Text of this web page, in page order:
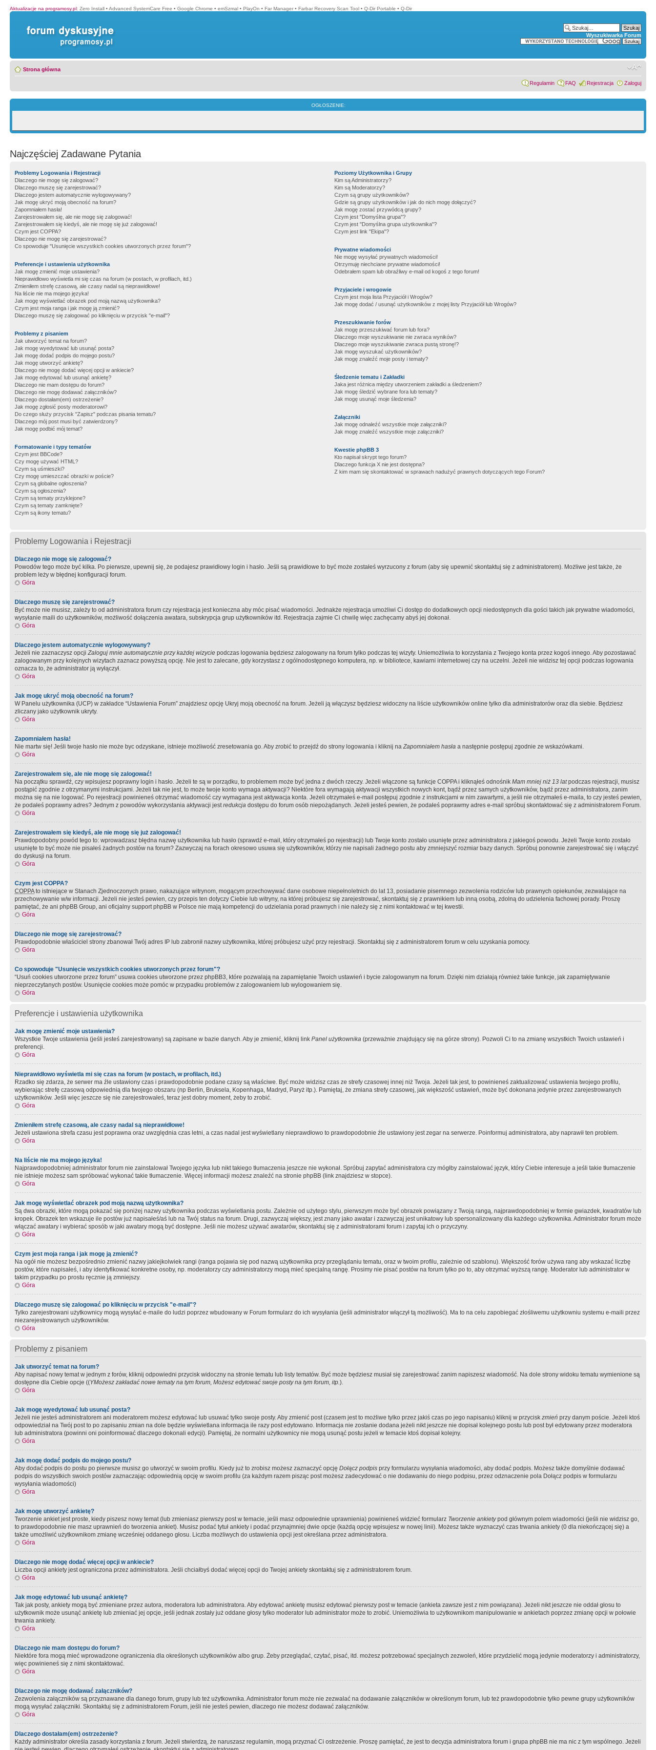
Aktualizacje na programosy.pl: Zero Install • Advanced SystemCare Free • Google Chrome • emSzmal • PlayOn • Far Manager • Farbar Recovery Scan Tool • Q-Dir Portable • Q-Dir
Wyszukiwarka Forum
Strona główna
Regulamin FAQ Rejestracja Zaloguj
OGŁOSZENIE:
Najczęściej Zadawane Pytania
Problemy Logowania i Rejestracji
Dlaczego nie mogę się zalogować?
Dlaczego muszę się zarejestrować?
Dlaczego jestem automatycznie wylogowywany?
Jak mogę ukryć moją obecność na forum?
Zapomniałem hasła!
Zarejestrowałem się, ale nie mogę się zalogować!
Zarejestrowałem się kiedyś, ale nie mogę się już zalogować!
Czym jest COPPA?
Dlaczego nie mogę się zarejestrować?
Co spowoduje "Usunięcie wszystkich cookies utworzonych przez forum"?
Preferencje i ustawienia użytkownika
Jak mogę zmienić moje ustawienia?
Nieprawidłowo wyświetla mi się czas na forum (w postach, w profilach, itd.)
Zmieniłem strefę czasową, ale czasy nadal są nieprawidłowe!
Na liście nie ma mojego języka!
Jak mogę wyświetlać obrazek pod moją nazwą użytkownika?
Czym jest moja ranga i jak mogę ją zmienić?
Dlaczego muszę się zalogować po kliknięciu w przycisk "e-mail"?
Problemy z pisaniem
Jak utworzyć temat na forum?
Jak mogę wyedytować lub usunąć posta?
Jak mogę dodać podpis do mojego postu?
Jak mogę utworzyć ankietę?
Dlaczego nie mogę dodać więcej opcji w ankiecie?
Jak mogę edytować lub usunąć ankietę?
Dlaczego nie mam dostępu do forum?
Dlaczego nie mogę dodawać załączników?
Dlaczego dostałam(em) ostrzeżenie?
Jak mogę zgłosić posty moderatorowi?
Do czego służy przycisk "Zapisz" podczas pisania tematu?
Dlaczego mój post musi być zatwierdzony?
Jak mogę podbić mój temat?
Formatowanie i typy tematów
Czym jest BBCode?
Czy mogę używać HTML?
Czym są uśmieszki?
Czy mogę umieszczać obrazki w poście?
Czym są globalne ogłoszenia?
Czym są ogłoszenia?
Czym są tematy przyklejone?
Czym są tematy zamknięte?
Czym są ikony tematu?
Poziomy Użytkownika i Grupy
Kim są Administratorzy?
Kim są Moderatorzy?
Czym są grupy użytkowników?
Gdzie są grupy użytkowników i jak do nich mogę dołączyć?
Jak mogę zostać przywódcą grupy?
Czym jest "Domyślna grupa"?
Czym jest "Domyślna grupa użytkownika"?
Czym jest link "Ekipa"?
Prywatne wiadomości
Nie mogę wysyłać prywatnych wiadomości!
Otrzymuję niechciane prywatne wiadomości!
Odebrałem spam lub obraźliwy e-mail od kogoś z tego forum!
Przyjaciele i wrogowie
Czym jest moja lista Przyjaciół i Wrogów?
Jak mogę dodać / usunąć użytkowników z mojej listy Przyjaciół lub Wrogów?
Przeszukiwanie forów
Jak mogę przeszukiwać forum lub fora?
Dlaczego moje wyszukiwanie nie zwraca wyników?
Dlaczego moje wyszukiwanie zwraca pustą stronę!?
Jak mogę wyszukać użytkowników?
Jak mogę znaleźć moje posty i tematy?
Śledzenie tematu i Zakładki
Jaka jest różnica między utworzeniem zakładki a śledzeniem?
Jak mogę śledzić wybrane fora lub tematy?
Jak mogę usunąć moje śledzenia?
Załączniki
Jak mogę odnaleźć wszystkie moje załączniki?
Jak mogę znaleźć wszystkie moje załączniki?
Kwestie phpBB 3
Kto napisał skrypt tego forum?
Dlaczego funkcja X nie jest dostępna?
Z kim mam się skontaktować w sprawach nadużyć prawnych dotyczących tego Forum?
Problemy Logowania i Rejestracji
Dlaczego nie mogę się zalogować?
Powodów tego może być kilka. Po pierwsze, upewnij się, że podajesz prawidłowy login i hasło. Jeśli są prawidłowe to być może zostałeś wyrzucony z forum (aby się upewnić skontaktuj się z administratorem). Możliwe jest także, że
problem leży w błędnej konfiguracji forum.
Góra
Dlaczego muszę się zarejestrować?
Być może nie musisz, zależy to od administratora forum czy rejestracja jest konieczna aby móc pisać wiadomości. Jednakże rejestracja umożliwi Ci dostęp do dodatkowych opcji niedostępnych dla gości takich jak prywatne wiadomości,
wysyłanie maili do użytkowników, możliwość dołączenia awatara, subskrypcja grup użytkowników itd. Rejestracja zajmie Ci chwilę więc zachęcamy abyś jej dokonał.
Góra
Dlaczego jestem automatycznie wylogowywany?
Jeżeli nie zaznaczysz opcjiZaloguj mnie automatycznie przy każdej wizycie podczas logowania będziesz zalogowany na forum tylko podczas tej wizyty. Uniemożliwia to korzystania z Twojego konta przez kogoś innego. Aby pozostawać
zalogowanym przy kolejnych wizytach zaznacz powyższą opcję. Nie jest to zalecane, gdy korzystasz z ogólnodostępnego komputera, np. w bibliotece, kawiarni internetowej czy na uczelni. Jeżeli nie widzisz tej opcji podczas logowania
oznacza to, że administrator ją wyłączył.
Góra
Jak mogę ukryć moją obecność na forum?
W Panelu użytkownika (UCP) w zakładce “Ustawienia Forum” znajdziesz opcję Ukryj moją obecność na forum. Jeżeli ją włączysz będziesz widoczny na liście użytkowników online tylko dla administratorów oraz dla siebie. Będziesz
zliczany jako użytkownik ukryty.
Góra
Zapomniałem hasła!
Nie martw się! Jeśli twoje hasło nie może byc odzyskane, istnieje możliwość zresetowania go. Aby zrobić to przejdź do strony logowania i kliknij naZapomniałem hasła a następnie postępuj zgodnie ze wskazówkami.
Góra
Zarejestrowałem się, ale nie mogę się zalogować!
Na początku sprawdź, czy wpisujesz poprawny login i hasło. Jeżeli te są w porządku, to problemem może być jedna z dwóch rzeczy. Jeżeli włączone są funkcje COPPA i kliknąłeś odnośnik Mam mniej niż 13 latpodczas rejestracji, musisz
postąpić zgodnie z otrzymanymi instrukcjami. Jeżeli tak nie jest, to może twoje konto wymaga aktywacji? Niektóre fora wymagają aktywacji wszystkich nowych kont, bądź przez samych użytkowników, bądź przez administratora, zanim
można się na nie logować. Po rejestracji powinieneś otrzymać wiadomość czy wymagana jest aktywacja konta. Jeżeli otrzymałeś e-mail postępuj zgodnie z instrukcjami w nim zawartymi, a jeśli nie otrzymałeś e-maila, to czy jesteś pewien,
że podałeś poprawny adres? Jednym z powodów wykorzystania aktywacji jestredukcja dostępu do forum osób niepożądanych. Jeżeli jesteś pewien, że podałeś poprawmy adres e-mail spróbuj skontaktować się z administratorem Forum.
Góra
Zarejestrowałem się kiedyś, ale nie mogę się już zalogować!
Prawdopodobny powód tego to: wprowadzasz błędna nazwę użytkownika lub hasło (sprawdź e-mail, który otrzymałeś po rejestracji) lub Twoje konto zostało usunięte przez administratora z jakiegoś powodu. Jeżeli Twoje konto zostało
usunięte to być może nie pisałeś żadnych postów na forum? Zazwyczaj na forach okresowo usuwa się użytkowników, którzy nie napisali żadnego postu aby zmniejszyć rozmiar bazy danych. Spróbuj ponownie zarejestrować się i włączyć
do dyskusji na forum.
Góra
Czym jest COPPA?
COPPAto istniejące w Stanach Zjednoczonych prawo, nakazujące witrynom, mogącym przechowywać dane osobowe niepełnoletnich do lat 13, posiadanie pisemnego zezwolenia rodziców lub prawnych opiekunów, zezwalające na
przechowywanie w/w informacji. Jeżeli nie jesteś pewien, czy przepis ten dotyczy Ciebie lub witryny, na której próbujesz się zarejestrować, skontaktuj się z prawnikiem lub inną osobą, zdolną do udzielenia fachowej porady. Proszę
pamiętać, że ani phpBB Group, ani oficjalny support phpBB w Polsce nie mają kompetencji do udzielania porad prawnych i nie należy się z nimi kontaktować w tej kwestii.
Góra
Dlaczego nie mogę się zarejestrować?
Prawdopodobnie właściciel strony zbanował Twój adres IP lub zabronił nazwy użytkownika, której próbujesz użyć przy rejestracji. Skontaktuj się z administratorem forum w celu uzyskania pomocy.
Góra
Co spowoduje "Usunięcie wszystkich cookies utworzonych przez forum"?
“Usuń cookies utworzone przez forum” usuwa cookies utworzone przez phpBB3, które pozwalają na zapamiętanie Twoich ustawień i bycie zalogowanym na forum. Dzięki nim działają również takie funkcje, jak zapamiętywanie
nieprzeczytanych postów. Usunięcie cookies może pomóc w przypadku problemów z zalogowaniem lub wylogowaniem się.
Góra
Preferencje i ustawienia użytkownika
Jak mogę zmienić moje ustawienia?
Wszystkie Twoje ustawienia (jeśli jesteś zarejestrowany) są zapisane w bazie danych. Aby je zmienić, kliknij link Panel użytkownika (przeważnie znajdujący się na górze strony). Pozwoli Ci to na zmianę wszystkich Twoich ustawień i
preferencji.
Góra
Nieprawidłowo wyświetla mi się czas na forum (w postach, w profilach, itd.)
Rzadko się zdarza, że serwer ma źle ustawiony czas i prawdopodobnie podane czasy są właściwe. Być może widzisz czas ze strefy czasowej innej niż Twoja. Jeżeli tak jest, to powinieneś zaktualizować ustawienia twojego profilu,
wybierając strefę czasową odpowiednią dla twojego obszaru (np Berlin, Bruksela, Kopenhaga, Madryd, Paryż itp.). Pamiętaj, że zmiana strefy czasowej, jak większość ustawień, może być dokonana jedynie przez zarejestrowanych
użytkowników. Jeśli więc jeszcze się nie zarejestrowałeś, teraz jest dobry moment, żeby to zrobić.
Góra
Zmieniłem strefę czasową, ale czasy nadal są nieprawidłowe!
Jeżeli ustawiona strefa czasu jest poprawna oraz uwzględnia czas letni, a czas nadal jest wyświetlany nieprawdłowo to prawdopodobnie źle ustawiony jest zegar na serwerze. Poinformuj administratora, aby naprawił ten problem.
Góra
Na liście nie ma mojego języka!
Najprawdopodobniej administrator forum nie zainstalował Twojego języka lub nikt takiego tłumaczenia jeszcze nie wykonał. Spróbuj zapytać administratora czy mógłby zainstalować język, który Ciebie interesuje a jeśli takie tłumaczenie
nie istnieje możesz sam spróbować wykonać takie tłumaczenie. Więcej informacji możesz znaleźć na stronie phpBB (link znajdziesz w stopce).
Góra
Jak mogę wyświetlać obrazek pod moją nazwą użytkownika?
Są dwa obrazki, które mogą pokazać się poniżej nazwy użytkownika podczas wyświetlania postu. Zależnie od użytego stylu, pierwszym może być obrazek powiązany z Twoją rangą, najprawdopodobniej w formie gwiazdek, kwadratów lub
kropek. Obrazek ten wskazuje ile postów już napisałeś/aś lub na Twój status na forum. Drugi, zazwyczaj większy, jest znany jako awatar i zazwyczaj jest unikatowy lub spersonalizowany dla każdego użytkownika. Administrator forum może
włączać awatary i wybierać sposób w jaki awatary mogą być dostępne. Jeśli nie możesz używać awatarów, skontaktuj się z administratorami forum i zapytaj ich o przyczyny.
Góra
Czym jest moja ranga i jak mogę ją zmienić?
Na ogół nie możesz bezpośrednio zmienić nazwy jakiejkolwiek rangi (ranga pojawia się pod nazwą użytkownika przy przeglądaniu tematu, oraz w twoim profilu, zależnie od szablonu). Większość forów używa rang aby wskazać liczbę
postów, które napisałeś, i aby identyfikować konkretne osoby, np. moderatorzy czy administratorzy mogą mieć specjalną rangę. Prosimy nie pisać postów na forum tylko po to, aby otrzymać wyższą rangę. Moderator lub administrator w
takim przypadku po prostu ręcznie ją zmniejszy.
Góra
Dlaczego muszę się zalogować po kliknięciu w przycisk "e-mail"?
Tylko zarejestrowani użytkownicy mogą wysyłać e-maile do ludzi poprzez wbudowany w Forum formularz do ich wysyłania (jeśli administrator włączył tą możliwość). Ma to na celu zapobiegać złośliwemu użytkowniu systemu e-maili przez
niezarejestrowanych użytkowników.
Góra
Problemy z pisaniem
Jak utworzyć temat na forum?
Aby napisać nowy temat w jednym z forów, kliknij odpowiedni przycisk widoczny na stronie tematu lub listy tematów. Być może będziesz musiał się zarejestrować zanim napiszesz wiadomość. Na dole strony widoku tematu wymienione są
dostępne dla Ciebie opcje ((YMożesz zakładać nowe tematy na tym forum, Możesz edytować swoje posty na tym forum, itp.).
Góra
Jak mogę wyedytować lub usunąć posta?
Jeżeli nie jesteś administratorem ani moderatorem możesz edytować lub usuwać tylko swoje posty. Aby zmienić post (czasem jest to możliwe tylko przez jakiś czas po jego napisaniu) kliknij w przycisk zmień przy danym poście. Jeżeli ktoś
odpowiedział na Twój post to po zapisaniu zmian na dole będzie wyświetlana informacja ile razy post edytowano. Informacja nie zostanie dodana jeżeli nikt jeszcze nie dopisał kolejnego postu lub post był edytowany przez moderatora
lub administratora (powinni oni poinformować dlaczego dokonali edycji). Pamiętaj, że normalni użytkownicy nie mogą usunąć postu jeżeli w temacie ktoś dopisał kolejny.
Góra
Jak mogę dodać podpis do mojego postu?
Aby dodać podpis do postu po pierwsze musisz go utworzyć w swoim profilu. Kiedy już to zrobisz możesz zaznaczyć opcję Dołącz podpis przy formularzu wysyłania wiadomości, aby dodać podpis. Możesz także domyślnie dodawać
podpis do wszystkich swoich postów zaznaczając odpowiednią opcję w swoim profilu (za każdym razem pisząc post możesz zadecydować o nie dodawaniu do niego podpisu, przez odznaczenie pola Dołącz podpis w formularzu
wysyłania wiadomości)
Góra
Jak mogę utworzyć ankietę?
Tworzenie ankiet jest proste, kiedy piszesz nowy temat (lub zmieniasz pierwszy post w temacie, jeśli masz odpowiednie uprawnienia) powinieneś widzieć formularz Tworzenie ankietypod głównym polem wiadomości (jeśli nie widzisz go,
to prawdopodobnie nie masz uprawnień do tworzenia ankiet). Musisz podać tytuł ankiety i podać przynajmniej dwie opcje (każdą opcję wpisujesz w nowej linii). Możesz także wyznaczyć czas trwania ankiety (0 dla niekończącej się) a
także umożliwić użytkownikom zmianę wcześniej oddanego głosu. Liczba możliwych do ustawienia opcji jest określana przez administratora.
Góra
Dlaczego nie mogę dodać więcej opcji w ankiecie?
Liczba opcji ankiety jest ograniczona przez administratora. Jeśli chciałbyś dodać więcej opcji do Twojej ankiety skontaktuj się z administratorem forum.
Góra
Jak mogę edytować lub usunąć ankietę?
Tak jak posty, ankiety mogą być zmieniane przez autora, moderatora lub administratora. Aby edytować ankietę musisz edytować pierwszy post w temacie (ankieta zawsze jest z nim powiązana). Jeżeli nikt jeszcze nie oddał głosu to
użytkownik może usunąć ankietę lub zmieniać jej opcje, jeśli jednak zostały już oddane głosy tylko moderator lub administrator może to zrobić. Uniemożliwia to użytkownikom manipulowanie w ankietach poprzez zmianę opcji w połowie
trwania ankiety.
Góra
Dlaczego nie mam dostępu do forum?
Niektóre fora mogą mieć wprowadzone ograniczenia dla określonych użytkowników albo grup. Żeby przeglądać, czytać, pisać, itd. możesz potrzebować specjalnych zezwoleń, które przydzielić mogą jedynie moderatorzy i administratorzy,
więc powinieneś się z nimi skontaktować.
Góra
Dlaczego nie mogę dodawać załączników?
Zezwolenia załączników są przyznawane dla danego forum, grupy lub też użytkownika. Administrator forum może nie zezwalać na dodawanie załączników w określonym forum, lub też prawdopodobnie tylko pewne grupy użytkowników
mogą wysyłać załączniki. Skontaktuj się z administratorem Forum, jeśli nie jesteś pewien, dlaczego nie możesz dodawać załączników.
Góra
Dlaczego dostałam(em) ostrzeżenie?
Każdy administrator określa zasady korzystania z forum. Jeżeli stwierdzą, że naruszasz regulamin, mogą przyznać Ci ostrzeżenie. Proszę pamiętać, że jest to decyzja administratora forum i grupa phpBB nie ma nic z tym wspólnego. Jeżeli